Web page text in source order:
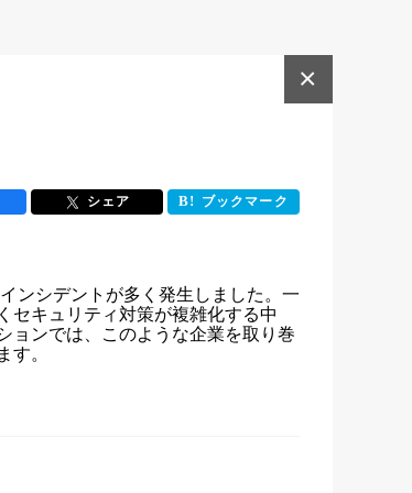
×
シェア ブックマーク
ンシデントが多く発生しました。一
セキュリティ対策が複雑化する中
ョンでは、このような企業を取り巻
す。